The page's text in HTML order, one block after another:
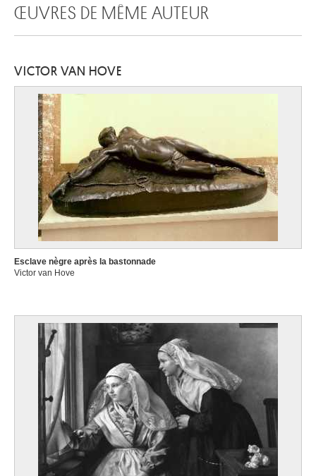
ŒUVRES DE MÊME AUTEUR
VICTOR VAN HOVE
Esclave nègre après la bastonnade
Victor van Hove